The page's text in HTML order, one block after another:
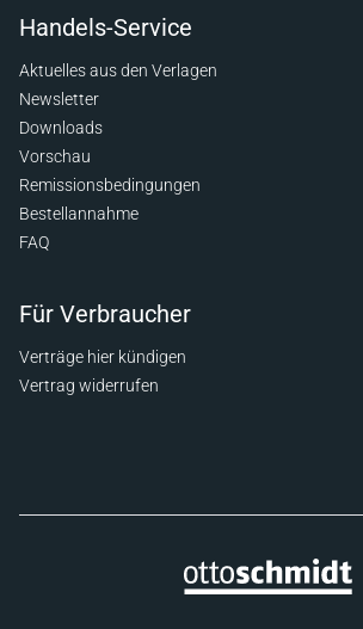
Handels-Service
Aktuelles aus den Verlagen
Newsletter
Downloads
Vorschau
Remissionsbedingungen
Bestellannahme
FAQ
Für Verbraucher
Verträge hier kündigen
Vertrag widerrufen